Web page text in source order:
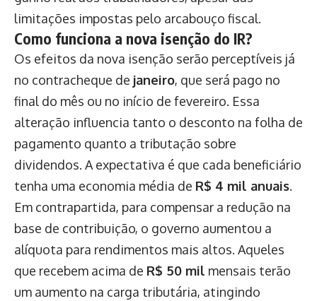
limitações impostas pelo arcabouço fiscal.
Como funciona a nova isenção do IR?
Os efeitos da nova isenção serão perceptíveis já
no contracheque de janeiro, que será pago no
final do mês ou no início de fevereiro. Essa
alteração influencia tanto o desconto na folha de
pagamento quanto a tributação sobre
dividendos. A expectativa é que cada beneficiário
tenha uma economia média de R$ 4 mil anuais.
Em contrapartida, para compensar a redução na
base de contribuição, o governo aumentou a
alíquota para rendimentos mais altos. Aqueles
que recebem acima de R$ 50 mil mensais terão
um aumento na carga tributária, atingindo